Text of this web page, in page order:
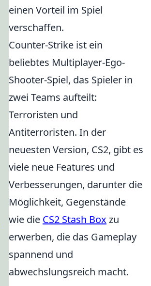
einen Vorteil im Spiel
verschaffen.
Counter-Strike ist ein
beliebtes Multiplayer-Ego-
Shooter-Spiel, das Spieler in
zwei Teams aufteilt:
Terroristen und
Antiterroristen. In der
neuesten Version, CS2, gibt es
viele neue Features und
Verbesserungen, darunter die
Möglichkeit, Gegenstände
wie die CS2 Stash Box zu
erwerben, die das Gameplay
spannend und
abwechslungsreich macht.